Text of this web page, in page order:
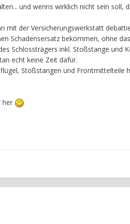
und wenns wirklich nicht sein soll,
mit der Versicherungswerkstatt
Schadensersatz bekommen, ohne
Schlossträgers inkl. Stoßstange und
echt keine Zeit dafür.
Stoßstangen und Frontmittelteile
her